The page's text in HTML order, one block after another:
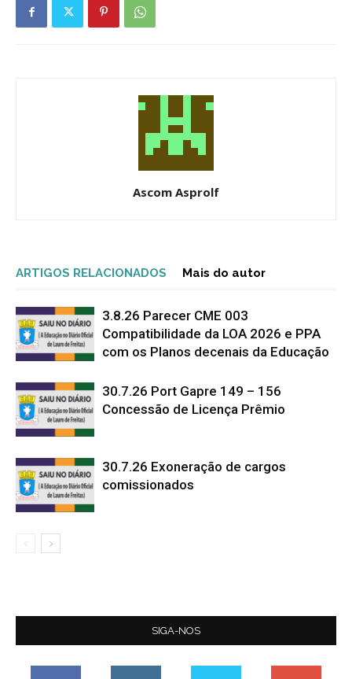
Ascom Asprolf
ARTIGOS RELACIONADOS Mais do autor
3.8.26 Parecer CME 003
Compatibilidade da LOA 2026 e PPA
com os Planos decenais da Educação
30.7.26 Port Gapre 149 – 156
Concessão de Licença Prêmio
30.7.26 Exoneração de cargos
comissionados
SIGA-NOS